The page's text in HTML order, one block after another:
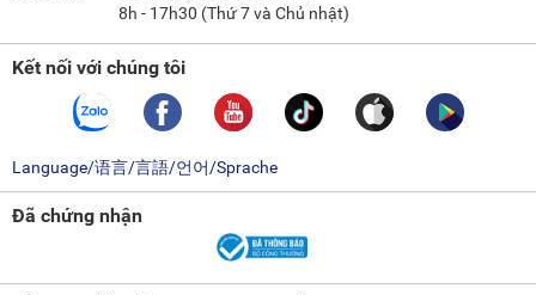
8h - 17h30 (Thứ 7 và Chủ nhật)
Kết nối với chúng tôi
Language/语言/言語/언어/Sprache
Đã chứng nhận